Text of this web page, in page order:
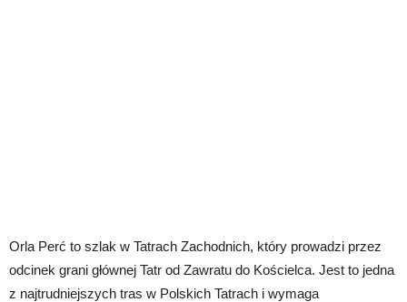
Orla Perć to szlak w Tatrach Zachodnich, który prowadzi przez
odcinek grani głównej Tatr od Zawratu do Kościelca. Jest to jedna
z najtrudniejszych tras w Polskich Tatrach i wymaga